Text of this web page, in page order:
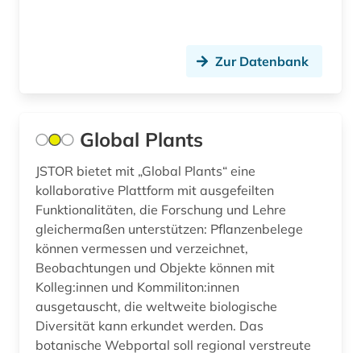
erbrecht (1)
erde (1)
erneuerbare energien (2)
ertragsteuerrecht (1)
erziehungsiwssenschaft (1)
erziehungswissenschaft (1)
Zur Datenbank
Global Plants
JSTOR bietet mit „Global Plants“ eine
kollaborative Plattform mit ausgefeilten
Funktionalitäten, die Forschung und Lehre
gleichermaßen unterstützen: Pflanzenbelege
können vermessen und verzeichnet,
Beobachtungen und Objekte können mit
Kolleg:innen und Kommiliton:innen
ausgetauscht, die weltweite biologische
Diversität kann erkundet werden. Das
botanische Webportal soll regional verstreute